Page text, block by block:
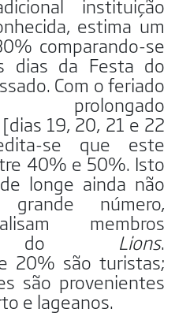
instituição
estima um
comparando-se
dias da Festa do
Com o feriado
19, 20, 21 e 22
se que este
40% e 50%. Isto
longe ainda não
número,
membros
do Lions.
20% são turistas;
são provenientes
e lageanos.